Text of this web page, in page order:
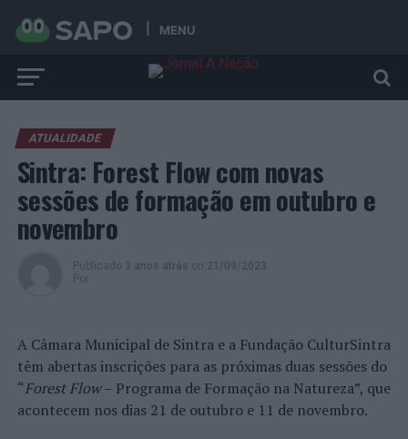
MENU
ATUALIDADE
Sintra: Forest Flow com novas
sessões de formação em outubro e
novembro
Publicado 3 anos atrás on 21/09/2023
Por
A Câmara Municipal de Sintra e a Fundação CulturSintra
têm abertas inscrições para as próximas duas sessões do
“Forest Flow– Programa de Formação na Natureza”, que
acontecem nos dias 21 de outubro e 11 de novembro.